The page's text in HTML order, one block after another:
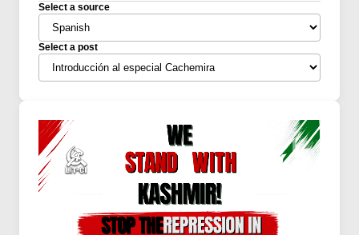
Select a source
Select a post